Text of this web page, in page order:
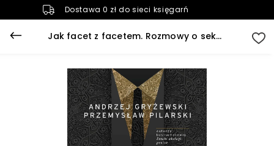
Dostawa 0 zł do sieci księgarń
Jak facet z facetem. Rozmowy o seksualności i związkach gejowskich